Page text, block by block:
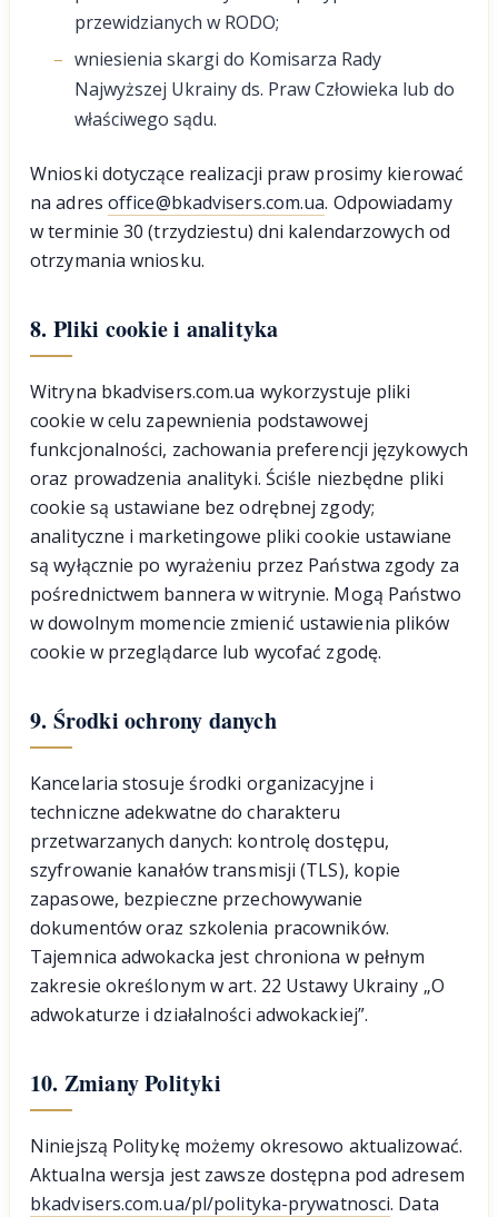
przewidzianych w RODO;
wniesienia skargi do Komisarza Rady
Najwyższej Ukrainy ds. Praw Człowieka lub do
właściwego sądu.
Wnioski dotyczące realizacji praw prosimy kierować
na adres office@bkadvisers.com.ua. Odpowiadamy
w terminie 30 (trzydziestu) dni kalendarzowych od
otrzymania wniosku.
8. Pliki cookie i analityka
Witryna bkadvisers.com.ua wykorzystuje pliki
cookie w celu zapewnienia podstawowej
funkcjonalności, zachowania preferencji językowych
oraz prowadzenia analityki. Ściśle niezbędne pliki
cookie są ustawiane bez odrębnej zgody;
analityczne i marketingowe pliki cookie ustawiane
są wyłącznie po wyrażeniu przez Państwa zgody za
pośrednictwem bannera w witrynie. Mogą Państwo
w dowolnym momencie zmienić ustawienia plików
cookie w przeglądarce lub wycofać zgodę.
9. Środki ochrony danych
Kancelaria stosuje środki organizacyjne i
techniczne adekwatne do charakteru
przetwarzanych danych: kontrolę dostępu,
szyfrowanie kanałów transmisji (TLS), kopie
zapasowe, bezpieczne przechowywanie
dokumentów oraz szkolenia pracowników.
Tajemnica adwokacka jest chroniona w pełnym
zakresie określonym w art. 22 Ustawy Ukrainy „O
adwokaturze i działalności adwokackiej”.
10. Zmiany Polityki
Niniejszą Politykę możemy okresowo aktualizować.
Aktualna wersja jest zawsze dostępna pod adresem
bkadvisers.com.ua/pl/polityka-prywatnosci. Data